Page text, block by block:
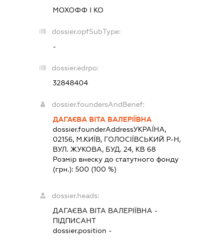
МОХОФФ І КО
dossier.opfSubType:
-
dossier.edrpo:
32848404
dossier.foundersAndBenef:
ДАГАЄВА ВІТА ВАЛЕРІЇВНА
dossier.founderAddressУКРАЇНА,
02156, М.КИЇВ, ГОЛОСІЇВСЬКИЙ Р-Н,
ВУЛ. ЖУКОВА, БУД. 24, КВ 68
Розмір внеску до статутного фонду
(грн.): 500 (100 %)
dossier.heads:
ДАГАЄВА ВІТА ВАЛЕРІЇВНА -
ПІДПИСАНТ
dossier.position -